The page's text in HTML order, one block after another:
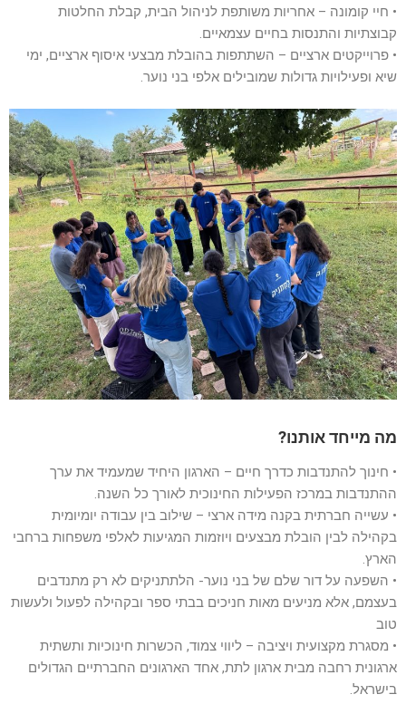
• חיי קומונה – אחריות משותפת לניהול הבית, קבלת החלטות
קבוצתיות והתנסות בחיים עצמאיים.
• פרוייקטים ארציים – השתתפות בהובלת מבצעי איסוף ארציים, ימי
שיא ופעילויות גדולות שמובילים אלפי בני נוער.
מה מייחד אותנו?
• חינוך להתנדבות כדרך חיים – הארגון היחיד שמעמיד את ערך
ההתנדבות במרכז הפעילות החינוכית לאורך כל השנה.
• עשייה חברתית בקנה מידה ארצי – שילוב בין עבודה יומיומית
בקהילה לבין הובלת מבצעים ויוזמות המגיעות לאלפי משפחות ברחבי
הארץ.
• השפעה על דור שלם של בני נוער- הלתתניקים לא רק מתנדבים
בעצמם, אלא מניעים מאות חניכים בבתי ספר ובקהילה לפעול ולעשות
טוב
• מסגרת מקצועית ויציבה – ליווי צמוד, הכשרות חינוכיות ותשתית
ארגונית רחבה מבית ארגון לתת, אחד הארגונים החברתיים הגדולים
בישראל.